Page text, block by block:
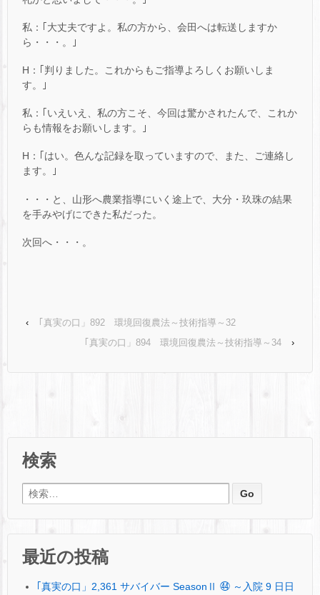
私：｢大丈夫ですよ。私の方から、会田へは転送しますか
ら・・・。｣
H：｢判りました。これからもご指導よろしくお願いしま
す。｣
私：｢いえいえ、私の方こそ、今回は驚かされたんで、これか
らも情報をお願いします。｣
H：｢はい。色んな記録を取っていますので、また、ご連絡し
ます。｣
・・・と、山形へ農業指導にいく途上で、大分・玖珠の結果
を手みやげにできた私だった。
次回へ・・・。
‹
｢真実の口」892 環境回復農法～技術指導～32
｢真実の口」894 環境回復農法～技術指導～34
›
検索
検索:
最近の投稿
｢真実の口」2,361 サバイバー SeasonⅡ ㊹ ～入院 9 日日